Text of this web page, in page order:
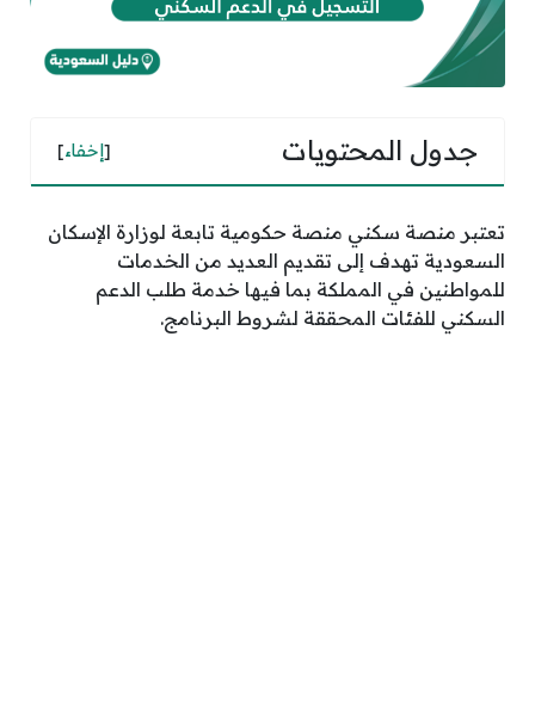
جدول المحتويات [إخفاء]
تعتبر منصة سكني منصة حكومية تابعة لوزارة الإسكان
السعودية تهدف إلى تقديم العديد من الخدمات
للمواطنين في المملكة بما فيها خدمة طلب الدعم
السكني للفئات المحققة لشروط البرنامج.